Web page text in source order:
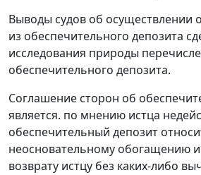
Выводы судов об осуществлении
из обеспечительного депозита
исследования природы
обеспечительного депозита.
Соглашение сторон об
является. по мнению истца
обеспечительный депозит
неосновательному обогащению
возврату истцу без каких-либо